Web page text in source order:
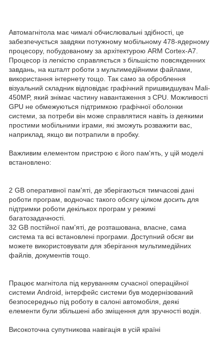
Автомагнітола має чималі обчислювальні здібності, це
забезпечується завдяки потужному мобільному 478-ядерному
процесору, побудованому за архітектурою ARM Cortex-A7.
Процесор із легкістю справляється з більшістю повсякденних
завдань, на кшталт роботи з мультимедійними файлами,
використання інтернету тощо. Так само за оброблення
візуальний складник відповідає графічний пришвидшувач Mali-
450MP, який знімає частину навантаження з CPU. Можливості
GPU не обмежуються підтримкою графічної оболонки
системи, за потреби він може справлятися навіть із деякими
простими мобільними іграми, які зможуть розважити вас,
наприклад, якщо ви потрапили в пробку.
Важливим елементом пристрою є його пам'ять, у цій моделі
встановлено:
2 GB оперативної пам'яті, де зберігаються тимчасові дані
роботи програм, водночас такого обсягу цілком досить для
підтримки роботи декількох програм у режимі
багатозадачності.
32 GB постійної пам'яті, де розташована, власне, сама
система та всі встановлені програми. Доступний обсяг ви
можете використовувати для зберігання мультимедійних
файлів, документів тощо.
Працює магнітола під керуванням сучасної операційної
системи Android, інтерфейс системи був модернізований
безпосередньо під роботу в салоні автомобіля, деякі
елементи були збільшені або зміщення для зручності водія.
Високоточна супутникова навігація в усій країні